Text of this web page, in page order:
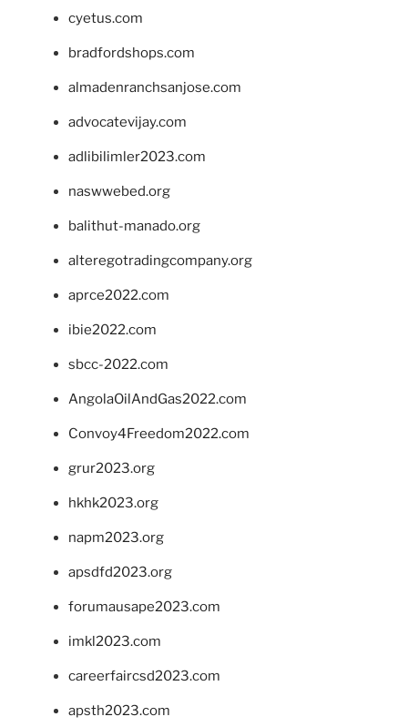
cyetus.com
bradfordshops.com
almadenranchsanjose.com
advocatevijay.com
adlibilimler2023.com
naswwebed.org
balithut-manado.org
alteregotradingcompany.org
aprce2022.com
ibie2022.com
sbcc-2022.com
AngolaOilAndGas2022.com
Convoy4Freedom2022.com
grur2023.org
hkhk2023.org
napm2023.org
apsdfd2023.org
forumausape2023.com
imkl2023.com
careerfaircsd2023.com
apsth2023.com